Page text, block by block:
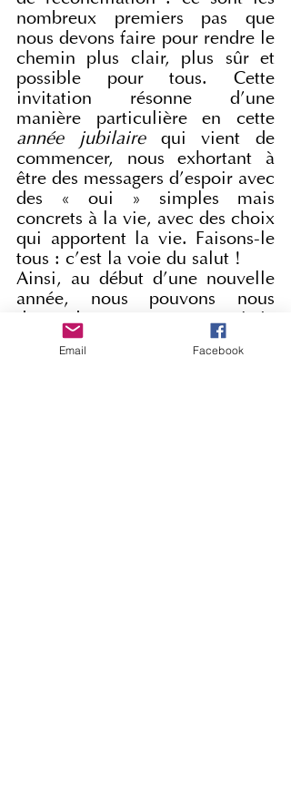
nombreux premiers pas que
nous devons faire pour rendre le
chemin plus clair, plus sûr et
possible pour tous. Cette
invitation résonne d'une
année jubilaire qui vient de
commencer, nous exhortant à
être des messagers d'espoir avec
des « oui » simples mais
concrets à la vie, avec des choix
qui apportent la vie. Faisons-le
tous : c'est la voie du salut !
Ainsi, au début d'une nouvelle
année, nous pouvons nous
demander : comment puis-je
ouvrir une fenêtre de lumière
dans mon environnement et
Email Facebook